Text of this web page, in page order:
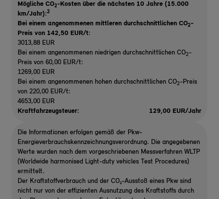
Mögliche CO2-Kosten über die nächsten 10 Jahre (15.000
km/Jahr):2
Bei einem angenommenen mittleren durchschnittlichen CO2-
Preis von 142,50 EUR/t:
3013,88 EUR
Bei einem angenommenen niedrigen durchschnittlichen CO2-
Preis von 60,00 EUR/t:
1269,00 EUR
Bei einem angenommenen hohen durchschnittlichen CO2-Preis
von 220,00 EUR/t:
4653,00 EUR
Kraftfahrzeugsteuer:
129,00 EUR/Jahr
Die Informationen erfolgen gemäß der Pkw-
Energieverbrauchskennzeichnungsverordnung. Die angegebenen
Werte wurden nach dem vorgeschriebenen Messverfahren WLTP
(Worldwide harmonised Light-duty vehicles Test Procedures)
ermittelt.
Der Kraftstoffverbrauch und der CO₂-Ausstoß eines Pkw sind
nicht nur von der effizienten Ausnutzung des Kraftstoffs durch